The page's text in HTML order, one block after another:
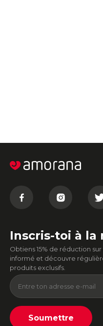
Inscris-toi à
Obtiens 15% de réduction
informé et découvre
produits exclusifs.
Soumettre